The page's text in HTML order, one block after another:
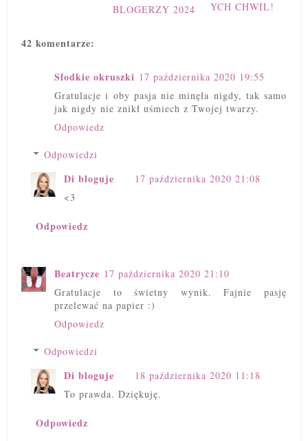
BLOGERZY 2024
YCH CHWIL!
42 komentarze:
Słodkie okruszki 17 października 2020 19:55
Gratulacje i oby pasja nie minęła nigdy, tak samo
jak nigdy nie znikł uśmiech z Twojej twarzy.
Odpowiedz
Odpowiedzi
Di bloguje
17 października 2020 21:08
<3
Odpowiedz
Beatrycze 17 października 2020 21:10
Gratulacje to świetny wynik. Fajnie pasję
przelewać na papier :)
Odpowiedz
Odpowiedzi
Di bloguje
18 października 2020 11:18
To prawda. Dziękuję.
Odpowiedz